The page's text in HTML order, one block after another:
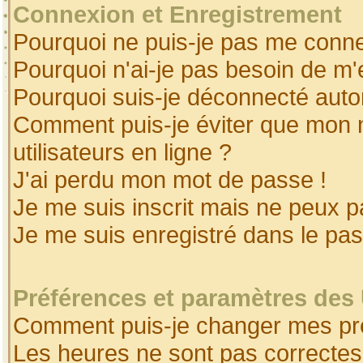
Connexion et Enregistrement
Pourquoi ne puis-je pas me
Pourquoi n'ai-je pas besoin de
Pourquoi suis-je déconnecté
Comment puis-je éviter que
utilisateurs en ligne ?
J'ai perdu mon mot de passe !
Je me suis inscrit mais ne peux
Je me suis enregistré dans le
Préférences et paramètres
Comment puis-je changer mes
Les heures ne sont pas